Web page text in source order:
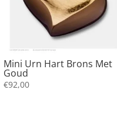
Mini Urn Hart Brons Met
Goud
€92,00